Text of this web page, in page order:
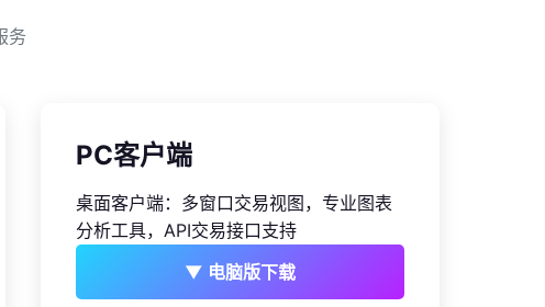
务
PC客户端
桌面客户端：多窗口交易视图，专业图表
分析工具，API交易接口支持
▼ 电脑版下载